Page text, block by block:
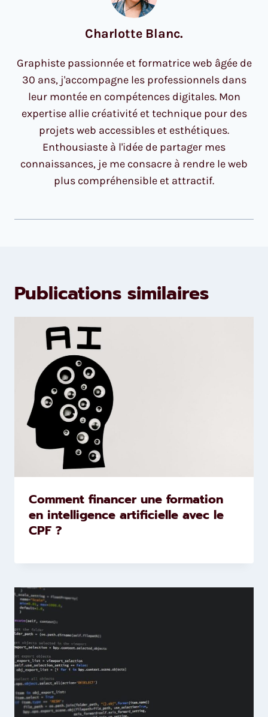
Charlotte Blanc.
Graphiste passionnée et formatrice web âgée de
30 ans, j'accompagne les professionnels dans
leur montée en compétences digitales. Mon
expertise allie créativité et technique pour des
projets web accessibles et esthétiques.
Enthousiaste à l'idée de partager mes
connaissances, je me consacre à rendre le web
plus compréhensible et attractif.
Publications similaires
Comment financer une formation
en intelligence artificielle avec le
CPF ?